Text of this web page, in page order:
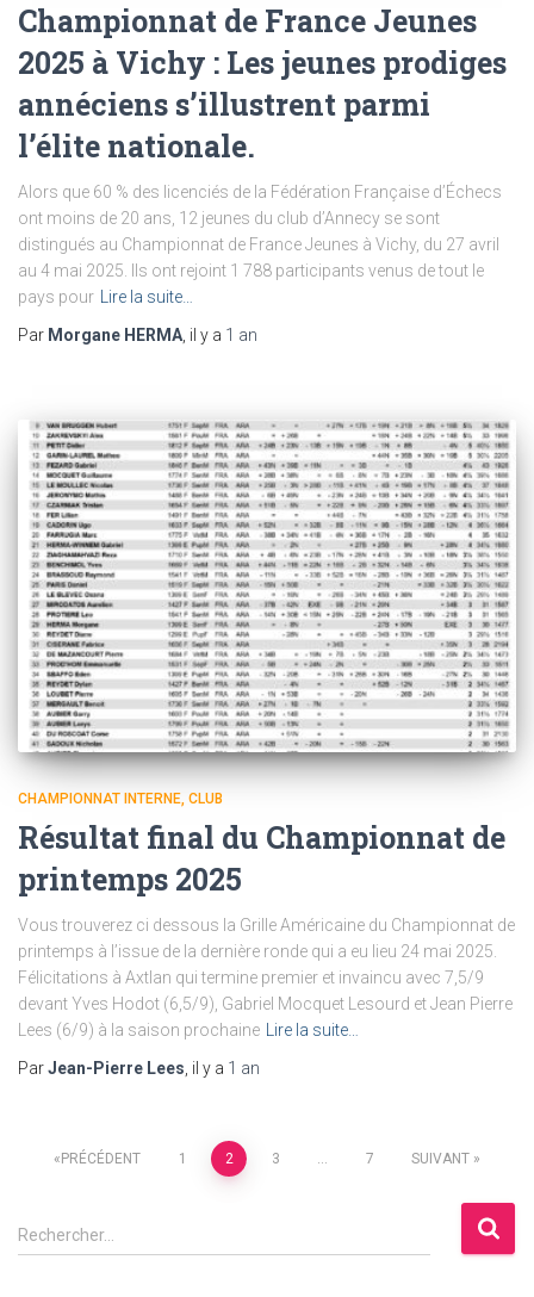
Championnat de France Jeunes
2025 à Vichy : Les jeunes prodiges
annéciens s’illustrent parmi
l’élite nationale.
Alors que 60 % des licenciés de la Fédération Française d’Échecs
ont moins de 20 ans, 12 jeunes du club d’Annecy se sont
distingués au Championnat de France Jeunes à Vichy, du 27 avril
au 4 mai 2025. Ils ont rejoint 1 788 participants venus de tout le
pays pour Lire la suite…
Par Morgane HERMA, il y a 1 an
CHAMPIONNAT INTERNE CLUB
Résultat final du Championnat de
printemps 2025
Vous trouverez ci dessous la Grille Américaine du Championnat de
printemps à l’issue de la dernière ronde qui a eu lieu 24 mai 2025.
Félicitations à Axtlan qui termine premier et invaincu avec 7,5/9
devant Yves Hodot (6,5/9), Gabriel Mocquet Lesourd et Jean Pierre
Lees (6/9) à la saison prochaine
Lire la suite…
ParJean-Pierre Lees , il y a 1 an
Pagination
des
PRÉCÉDENT 1 2 3 … 7 SUIVANT
R
e
Rechercher…